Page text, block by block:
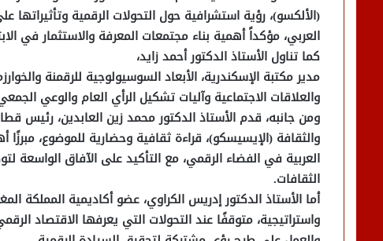
(الألكسو)، رؤية استشرافية حول التحولات الرقمية
العربي، مؤكداً أهمية بناء مجتمعات المعرفة والاستثمار في
كما تناول الأستاذ الدكتور أحمد زايد،
مدير مكتبة الإسكندرية، الأبعاد السوسيولوجية للرقمنة
والعلاقات الاجتماعية وآليات تشكيل الرأي العام والوعي
ومن جانبه، قدم الأستاذ الدكتور محمد زين العابدين، رئيس
والثقافة (الإيسيسكو)، قراءة ثقافية وحضارية للموضوع، مبرزًا
العربية في الفضاء الرقمي، مع التأكيد على الآفاق الواسعة
الثقافات.
أما الأستاذ الدكتور إدريس الكراوي، عضو أكاديمية المملكة
واستراتيجية، متوقفًا عند التحولات التي يعرفها الاقتصاد